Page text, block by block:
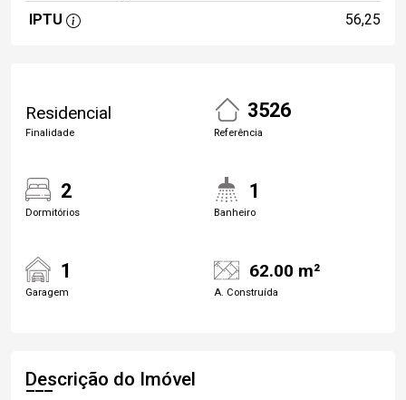
IPTU
56,25
Residencial
Finalidade
3526
Referência
2
Dormitórios
1
Banheiro
1
Garagem
62.00 m²
A. Construída
Descrição do Imóvel